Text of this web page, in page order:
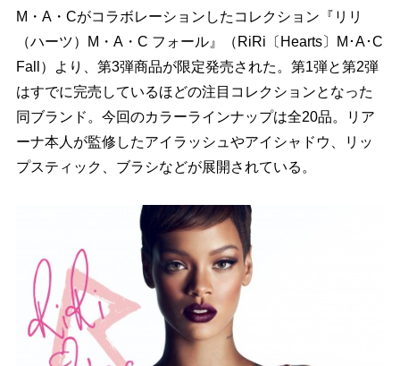
M・A・Cがコラボレーションしたコレクション『リリ
（ハーツ）M・A・C フォール』（RiRi〔Hearts〕M･A･C
Fall）より、第3弾商品が限定発売された。第1弾と第2弾
はすでに完売しているほどの注目コレクションとなった
同ブランド。今回のカラーラインナップは全20品。リア
ーナ本人が監修したアイラッシュやアイシャドウ、リッ
プスティック、ブラシなどが展開されている。